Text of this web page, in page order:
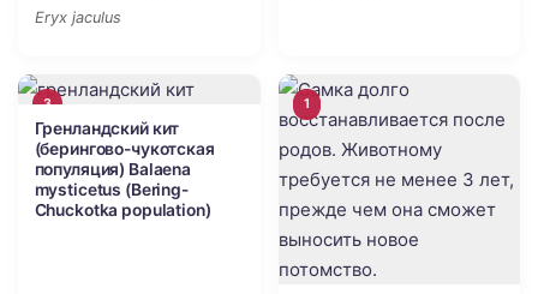
Eryx jaculus
3
Гренландский кит
(берингово-чукотская
популяция) Balaena
mysticetus (Bering-
Chuckotka population)
1